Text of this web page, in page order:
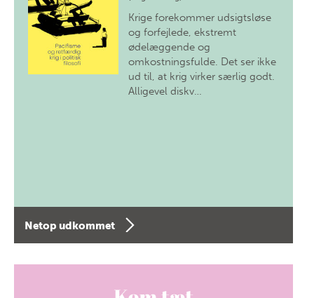
Krige forekommer udsigtsløse
og forfejlede, ekstremt
ødelæggende og
omkostningsfulde. Det ser ikke
ud til, at krig virker særlig godt.
Alligevel diskv…
Netop udkommet